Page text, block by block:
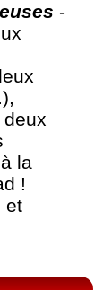
-
la
!
et